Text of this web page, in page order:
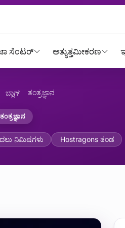
ಸೆಂಟರ್ ಅತ್ಯುತ್ತಮೀಕರಣ
ಬ್ಲಾಗ್ ತಂತ್ರಜ್ಞಾನ
ತಂತ್ರಜ್ಞಾನ
ನಿಮಿಷಗಳು Hostragons ತಂಡ